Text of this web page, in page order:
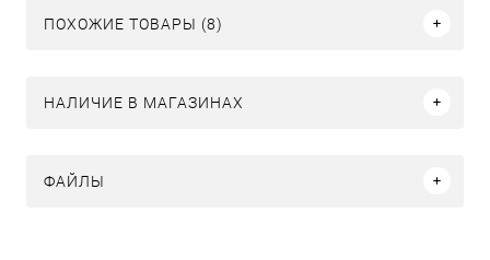
ПОХОЖИЕ ТОВАРЫ (8)
НАЛИЧИЕ В МАГАЗИНАХ
ФАЙЛЫ